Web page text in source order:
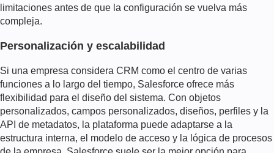
limitaciones antes de que la configuración se vuelva más
compleja.
Personalización y escalabilidad
Si una empresa considera CRM como el centro de varias
funciones a lo largo del tiempo, Salesforce ofrece más
flexibilidad para el diseño del sistema. Con objetos
personalizados, campos personalizados, diseños, perfiles y la
API de metadatos, la plataforma puede adaptarse a la
estructura interna, el modelo de acceso y la lógica de procesos